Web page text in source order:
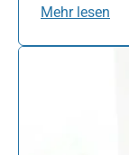
Mehr lesen